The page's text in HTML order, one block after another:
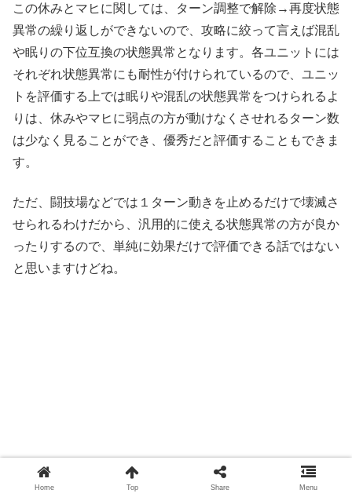
この休みとマヒに関しては、ターン調整で解除→再度状態
異常の繰り返しができないので、攻略に絞って言えば混乱
や眠りの下位互換の状態異常となります。各ユニットには
それぞれ状態異常にも耐性が付けられているので、ユニッ
トを評価する上では眠りや混乱の状態異常をつけられるよ
りは、休みやマヒに弱点の方が動けなくさせれるターン数
は少なく見ることができ、優秀だと評価することもできま
す。
ただ、闘技場などでは１ターン動きを止めるだけで壊滅さ
せられるわけだから、汎用的に使える状態異常の方が良か
ったりするので、単純に効果だけで評価できる話ではない
と思いますけどね。
Home Top Share Menu